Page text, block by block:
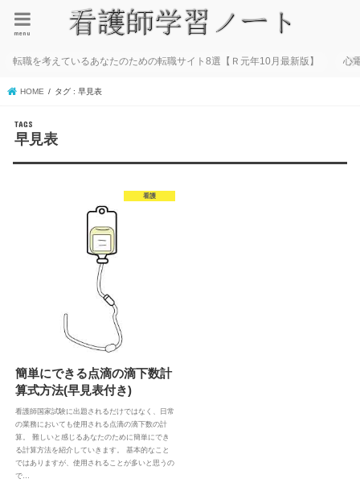
menu
転職を考えているあなたのための転職サイト8選【Ｒ元年10月最新版】 心
HOME タグ : 早見表
早見表
看護
簡単にできる点滴の滴下数計
算式方法(早見表付き)
看護師国家試験に出題されるだけではなく、日常
の業務においても使用される点滴の滴下数の計
算。 難しいと感じるあなたのために簡単にでき
る計算方法を紹介していきます。 基本的なこと
ではありますが、使用されることが多いと思うの
で…